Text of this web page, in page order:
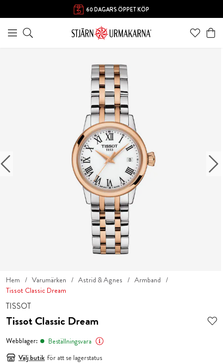
60 DAGARS ÖPPET KÖP
Hem Varumärken Astrid & Agnes
Armband
Tissot Classic Dream
TISSOT
Tissot Classic Dream
Webblager:
Beställningsvara
Välj butik för att se lagerstatus